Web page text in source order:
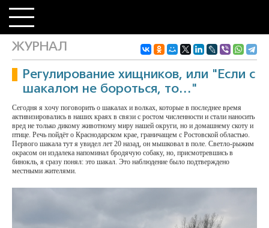
ЖУРНАЛ
Регулирование хищников, или "Если с
шакалом не бороться, то…"
Сегодня я хочу поговорить о шакалах и волках, которые в последнее время
активизировались в наших краях в связи с ростом численности и стали наносить
вред не только дикому животному миру нашей округи, но и домашнему скоту и
птице. Речь пойдёт о Краснодарском крае, граничащем с Ростовской областью.
Первого шакала тут я увидел лет 20 назад, он мышковал в поле. Светло-рыжим
окрасом он издалека напоминал бродячую собаку, но, присмотревшись в
бинокль, я сразу понял: это шакал. Это наблюдение было подтверждено
местными жителями.